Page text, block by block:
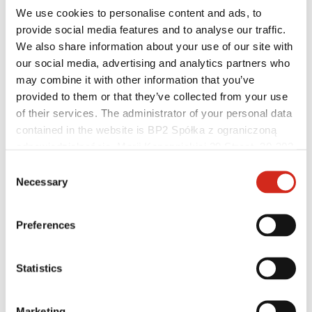
We use cookies to personalise content and ads, to
provide social media features and to analyse our traffic.
We also share information about your use of our site with
our social media, advertising and analytics partners who
may combine it with other information that you’ve
provided to them or that they’ve collected from your use
of their services. The administrator of your personal data
contained in the website is BP2 Spółka z ograniczoną
121387608.
Selection
Necessary
Preferences
Statistics
Baza wiedzy
Gdzie kupić?
Znajdź wykonawcę
Biblioteki BIM
Najczęściej Zadawane Pytania (FAQ)
Dla profesjonalistów